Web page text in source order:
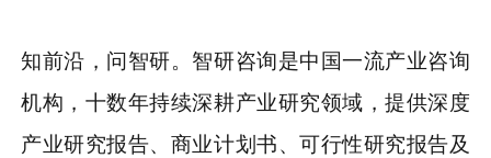
知前沿，问智研。智研咨询是中国一流产业咨询
机构，十数年持续深耕产业研究领域，提供深度
产业研究报告、商业计划书、可行性研究报告及